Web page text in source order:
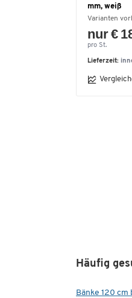
mm, weiß
Varianten
nur €
pro St.
Lieferzeit:
Häufig
Bänke 120 cm